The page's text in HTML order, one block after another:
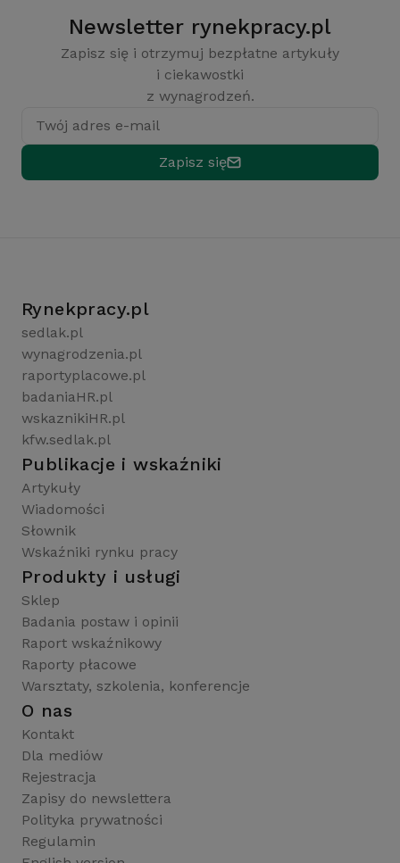
Newsletter rynekpracy.pl
Zapisz się i otrzymuj bezpłatne artykuły
i ciekawostki
z wynagrodzeń.
Twój adres e-mail
Zapisz się
Rynekpracy.pl
sedlak.pl
wynagrodzenia.pl
raportyplacowe.pl
badaniaHR.pl
wskaznikiHR.pl
kfw.sedlak.pl
Publikacje i wskaźniki
Artykuły
Wiadomości
Słownik
Wskaźniki rynku pracy
Produkty i usługi
Sklep
Badania postaw i opinii
Raport wskaźnikowy
Raporty płacowe
Warsztaty, szkolenia, konferencje
O nas
Kontakt
Dla mediów
Rejestracja
Zapisy do newslettera
Polityka prywatności
Regulamin